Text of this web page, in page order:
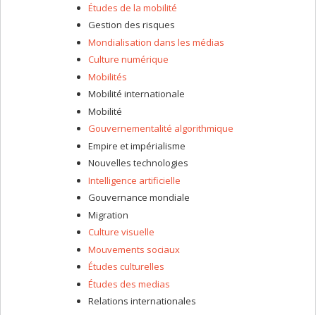
Études de la mobilité
Gestion des risques
Mondialisation dans les médias
Culture numérique
Mobilités
Mobilité internationale
Mobilité
Gouvernementalité algorithmique
Empire et impérialisme
Nouvelles technologies
Intelligence artificielle
Gouvernance mondiale
Migration
Culture visuelle
Mouvements sociaux
Études culturelles
Études des medias
Relations internationales